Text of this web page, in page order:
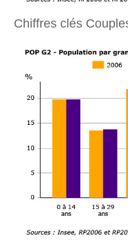
Chiffres clés